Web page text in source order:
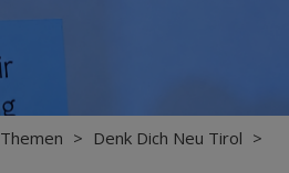
Themen > Denk Dich Neu Tirol >